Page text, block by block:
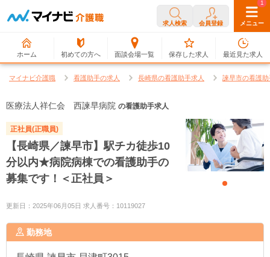
求人検索 会員登録 メニュー
ホーム 初めての方へ 面談会場一覧
0
保存した求人
1
最近見た求人
マイナビ介護職 看護助手の求人 長崎県の看護助手求人 諫早市の看護
医療法人祥仁会 西諫早病院 の看護助手求人
正社員(正職員)
【長崎県／諫早市】駅チカ徒歩10
分以内★病院病棟での看護助手の
募集です！＜正社員＞
更新日：2025年06月05日 求人番号：10119027
勤務地